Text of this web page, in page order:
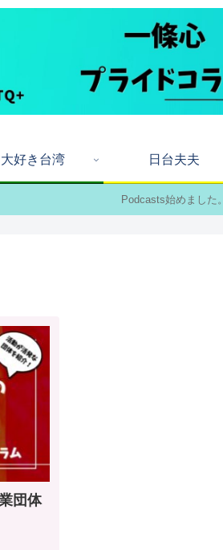
大好き台湾 日台夫夫
Podcasts始めました。
団体